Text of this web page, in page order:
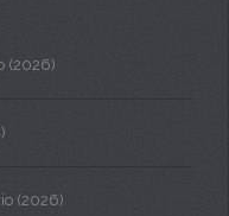
(2026)
(2026)